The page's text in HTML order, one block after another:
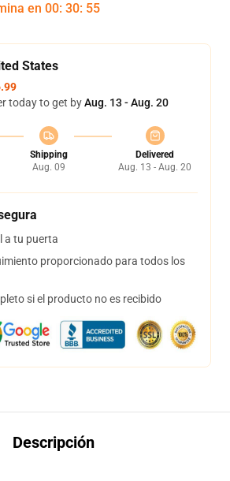
en 00: 30: 55
States
today to get byAug. 13 - Aug. 20
Shipping
Aug. 09
Delivered
Aug. 13 - Aug. 20
a tu puerta
proporcionado para todos los
si el producto no es recibido
Descripción